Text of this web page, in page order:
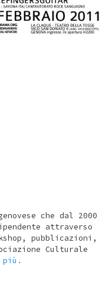
che dal 2000
attraverso
pubblicazioni,
Culturale
più.